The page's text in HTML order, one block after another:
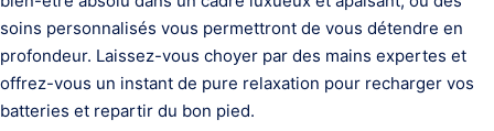
soins personnalisés vous permettront de vous détendre en
profondeur. Laissez-vous choyer par des mains expertes et
offrez-vous un instant de pure relaxation pour recharger vos
batteries et repartir du bon pied.